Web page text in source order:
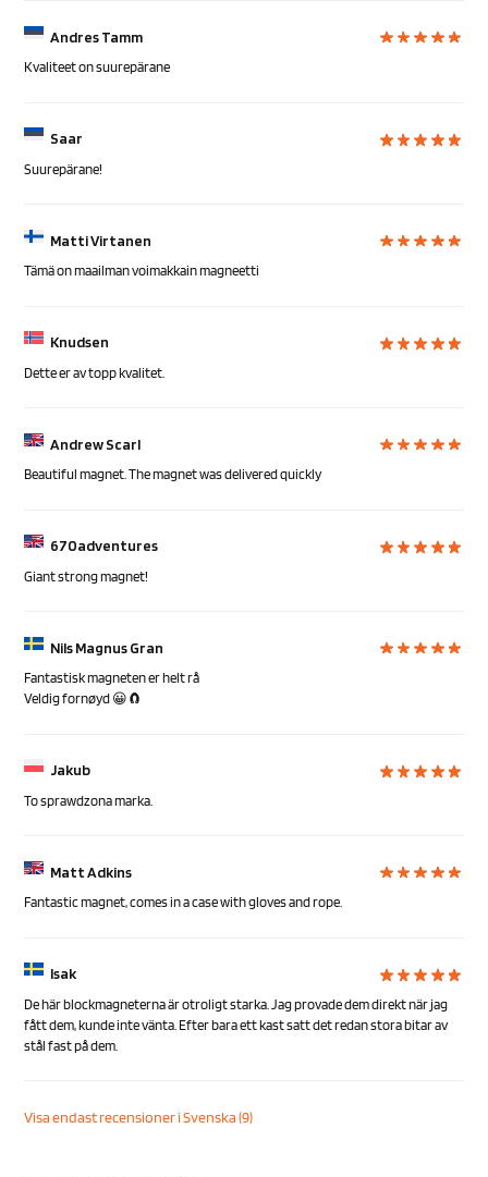
Andres Tamm
Kvaliteet on suurepärane
Saar
Suurepärane!
Matti Virtanen
Tämä on maailman voimakkain magneetti
Knudsen
Dette er av topp kvalitet.
Andrew Scarl
Beautiful magnet. The magnet was delivered quickly
670adventures
Giant strong magnet!
Nils Magnus Gran
Fantastisk magneten er helt rå
Veldig fornøyd 😀🧲
Jakub
To sprawdzona marka.
Matt Adkins
Fantastic magnet, comes in a case with gloves and rope.
Isak
De här blockmagneterna är otroligt starka. Jag provade dem direkt när jag
fått dem, kunde inte vänta. Efter bara ett kast satt det redan stora bitar av
stål fast på dem.
Visa endast recensioner i Svenska (9)